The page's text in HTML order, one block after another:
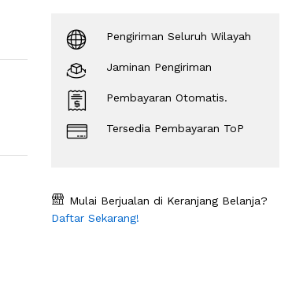
Pengiriman Seluruh Wilayah
Jaminan Pengiriman
Pembayaran Otomatis.
Tersedia Pembayaran ToP
Mulai Berjualan di Keranjang Belanja?
Daftar Sekarang!